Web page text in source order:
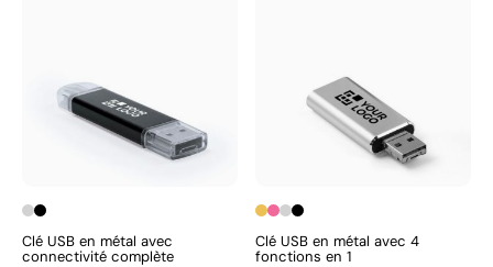
Clé USB en métal avec
connectivité complète
Clé USB en métal avec 4
fonctions en 1